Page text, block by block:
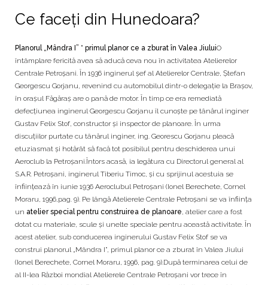
Ce faceți din Hunedoara?
Planorul „Mândra I” * primul planor ce a zburat în Valea JiuluiO
întâmplare fericită avea să aducă ceva nou în activitatea Atelierelor
Centrale Petroșani. Ȋn 1936 inginerul şef al Atelierelor Centrale, Ştefan
Georgescu Gorjanu, revenind cu automobilul dintr-o delegaţie la Braşov,
în oraşul Făgăraş are o pană de motor. Ȋn timp ce era remediată
defecţiunea inginerul Georgescu Gorjanu îl cunoşte pe tânărul inginer
Gustav Felix Stof, constructor şi inspector de planoare. Ȋn urma
discuţiilor purtate cu tânărul inginer, ing. Georescu Gorjanu pleacă
etuziasmat şi hotărât să facă tot posibilul pentru deschiderea unui
Aeroclub la Petroşani.Ȋntors acasă, ia legătura cu Directorul general al
S.A.R. Petroşani, inginerul Tiberiu Timoc, şi cu sprijinul acestuia se
înfiinţează în iunie 1936 Aeroclubul Petroşani (Ionel Berechete, Cornel
Moraru, 1996,pag. 9). Pe lângă Atelierele Centrale Petroșani se va înfiinţa
un atelier special pentru construirea de planoare, atelier care a fost
dotat cu materiale, scule şi unelte speciale pentru această activitate. Ȋn
acest atelier, sub conducerea inginerului Gustav Felix Stof se va
construi planorul „Mândra I”, primul planor ce a zburat în Valea Jiului
(Ionel Berechete, Cornel Moraru, 1996, pag. 9).După terminarea celui de
al II-lea Război mondial Atelierele Centrale Petroşani vor trece în